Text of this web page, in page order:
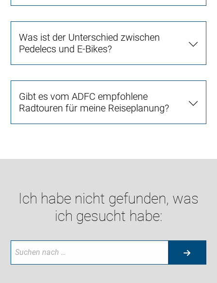
Was ist der Unterschied zwischen
Pedelecs und E-Bikes?
Gibt es vom ADFC empfohlene
Radtouren für meine Reiseplanung?
Ich habe nicht gefunden, was
ich gesucht habe: